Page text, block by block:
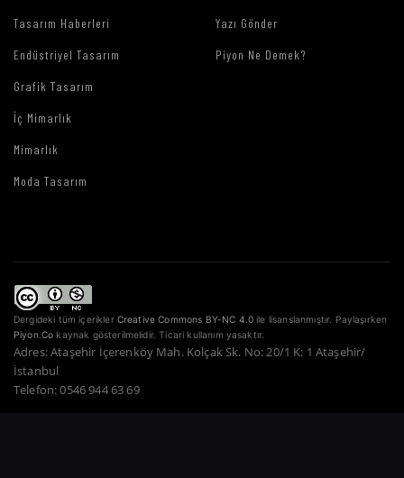
Tasarım Haberleri
Endüstriyel Tasarım
Grafik Tasarım
İç Mimarlık
Mimarlık
Moda Tasarım
Yazı Gönder
Piyon Ne Demek?
Dergideki tüm içerikler Creative Commons BY-NC 4.0 ile lisanslanmıştır. Paylaşırken
Piyon.Co kaynak gösterilmelidir. Ticari kullanım yasaktır.
Adres: Ataşehir İçerenköy Mah. Kolçak Sk. No: 20/1 K: 1 Ataşehir/
İstanbul
Telefon: 0546 944 63 69